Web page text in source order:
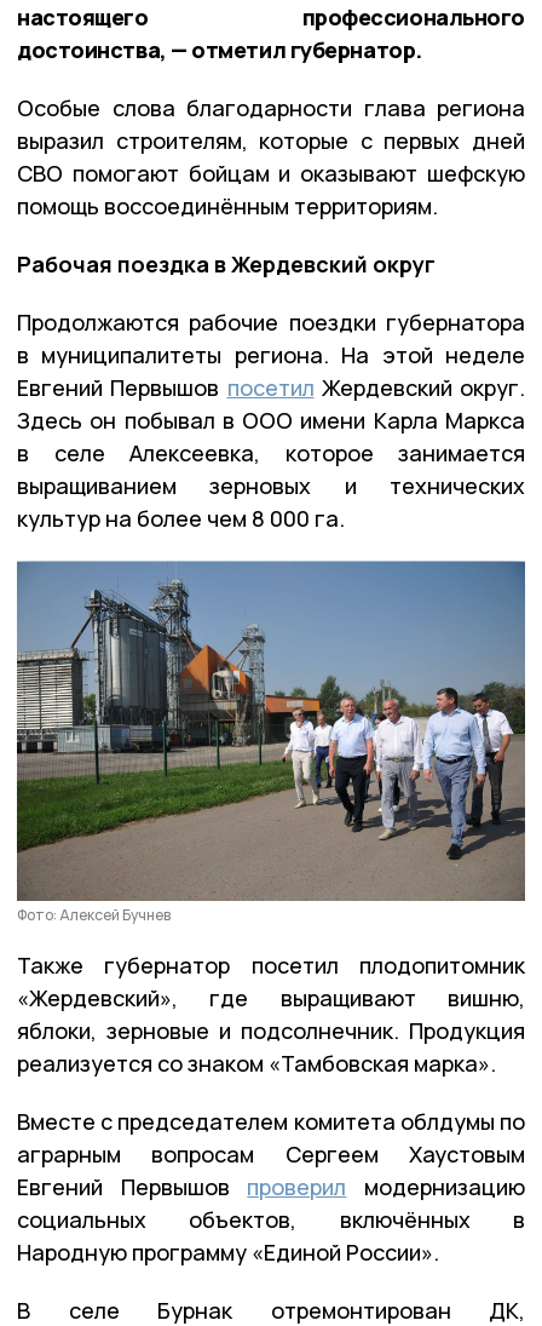
настоящего профессионального
достоинства, — отметил губернатор.
Особые слова благодарности глава региона
выразил строителям, которые с первых дней
СВО помогают бойцам и оказывают шефскую
помощь воссоединённым территориям.
Рабочая поездка в Жердевский округ
Продолжаются рабочие поездки губернатора
в муниципалитеты региона. На этой неделе
Евгений Первышов посетил Жердевский округ.
Здесь он побывал в ООО имени Карла Маркса
в селе Алексеевка, которое занимается
выращиванием зерновых и технических
культур на более чем 8 000 га.
Фото: Алексей Бучнев
Также губернатор посетил плодопитомник
«Жердевский», где выращивают вишню,
яблоки, зерновые и подсолнечник. Продукция
реализуется со знаком «Тамбовская марка».
Вместе с председателем комитета облдумы по
аграрным вопросам Сергеем Хаустовым
Евгений Первышов проверил модернизацию
социальных объектов, включённых в
Народную программу «Единой России».
В селе Бурнак отремонтирован ДК,